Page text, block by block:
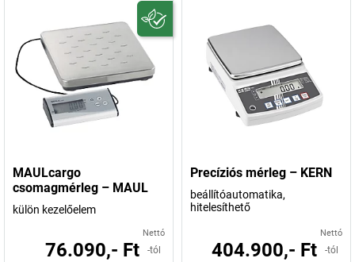
MAULcargo
csomagmérleg – MAUL
külön kezelőelem
Nettó
76.090,- Ft -tól
Precíziós mérleg – KERN
beállítóautomatika,
hitelesíthető
Nettó
404.900,- Ft -tól